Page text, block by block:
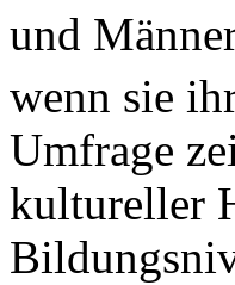
und
wenn sie
Umfrage
kultureller